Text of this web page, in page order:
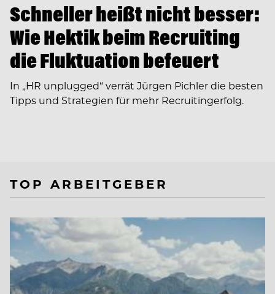
Schneller heißt nicht besser:
Wie Hektik beim Recruiting
die Fluktuation befeuert
In ­„HR unplugged“ verrät Jürgen Pichler die besten
Tipps und Strategien für mehr Recruitingerfolg.
TOP ARBEITGEBER